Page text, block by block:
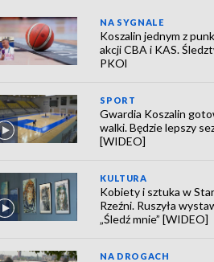
NA SYGNALE
Koszalin jednym z
akcji CBA i KAS.
PKOl
SPORT
Gwardia Koszalin
walki. Będzie lepszy
[WIDEO]
KULTURA
Kobiety i sztuka w
Rzeźni. Ruszyła
„Śledź mnie” [WIDEO]
NA DROGACH